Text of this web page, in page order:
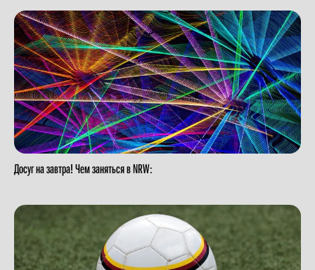
Досуг на завтра! Чем заняться в NRW: